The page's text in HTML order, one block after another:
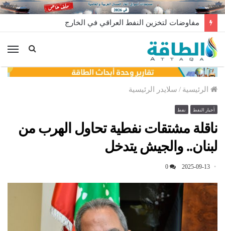
مفاوضات لتخزين النفط العراقي في الخارج
الرئيسية / سلايدر الرئيسية
أخبار النفط نفط
ناقلة مشتقات نفطية تحاول الهرب من
لبنان.. والجيش يتدخل
2025-09-13
0